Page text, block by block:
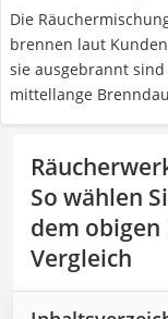
Die
brennen laut
sie ausgebrannt
mittellange
So wählen
dem obigen
Vergleich